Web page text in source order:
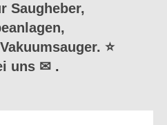
Saugheber,
⭐
uns ✉ .